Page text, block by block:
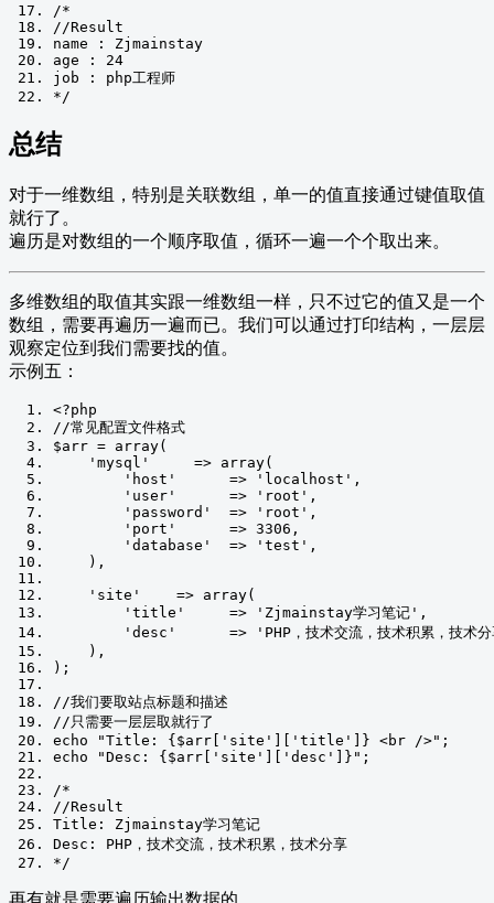
/*
//Result
name : Zjmainstay
age : 24
job : php工程师
*/
总结
对于一维数组，特别是关联数组，单一的值直接通过键值取值
就行了。
遍历是对数组的一个顺序取值，循环一遍一个个取出来。
多维数组的取值其实跟一维数组一样，只不过它的值又是一个
数组，需要再遍历一遍而已。我们可以通过打印结构，一层层
观察定位到我们需要找的值。
示例五：
<?php
//常见配置文件格式
$arr = array(
'mysql'
=> array(
'host'
=> 'localhost' ,
'user'
=> 'root' ,
'password'
=> 'root' ,
'port'
=> 3306 ,
'database'
=> 'test' ,
),
'site'
=> array(
'title'
=> 'Zjmainstay学习笔记' ,
'desc'
=>
'PHP，技术交流，技术积累，技术
),
);
//我们要取站点标题和描述
//只需要一层层取就行了
echo
"Title: {$arr['site']['title']} <br />" ;
echo
"Desc: {$arr['site']['desc']}" ;
/*
//Result
Title: Zjmainstay学习笔记
Desc: PHP，技术交流，技术积累，技术分享
*/
再有就是需要遍历输出数据的